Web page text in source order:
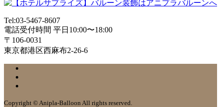
Tel:03-5467-8607
電話受付時間 平日10:00〜18:00
〒106-0031
東京都港区西麻布2-26-6
Copyright © Anipla-Balloon All rights reserved.